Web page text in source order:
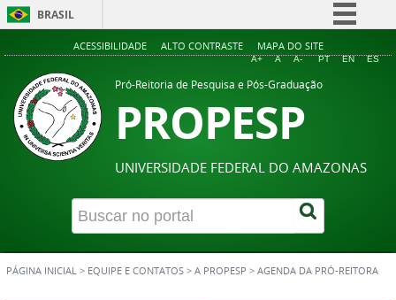
BRASIL
Simplifique!
Acesso à informação
ACESSIBILIDADE ALTO CONTRASTE MAPA DO SITE
A+ A A- PT EN ES
Pró-Reitoria de Pesquisa e Pós-Graduação
PROPESP
UNIVERSIDADE FEDERAL DO AMAZONAS
PÁGINA INICIAL > EQUIPE E CONTATOS > A PROPESP > AGENDA DA PRÓ-REITORA